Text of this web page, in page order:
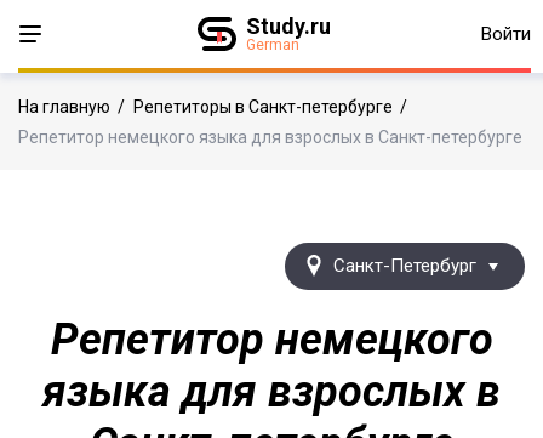
Study.ru
German Войти
На главную / Репетиторы в Санкт-петербурге /
Репетитор немецкого языка для взрослых в Санкт-петербурге
Репетитор немецкого
языка для взрослых в
Санкт-Петербург